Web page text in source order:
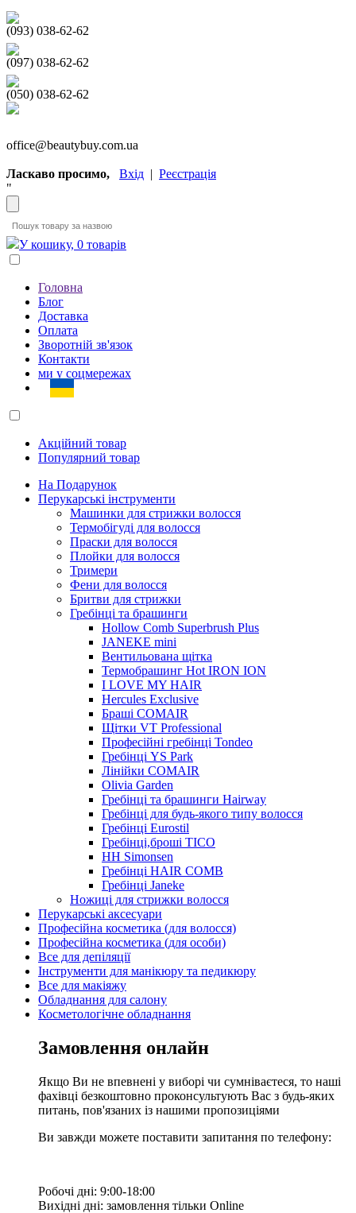
(093) 038-62-62
(097) 038-62-62
(050) 038-62-62
office@beautybuy.com.ua
Ласкаво просимо, Вхід | Реєстрація
"
У кошику, 0 товарів
Головна
Блог
Доставка
Оплата
Зворотній зв'язок
Контакти
ми у соцмережах
Акційний товар
Популярний товар
На Подарунок
Перукарські інструменти
Машинки для стрижки волосся
Термобігуді для волосся
Праски для волосся
Плойки для волосся
Тримери
Фени для волосся
Бритви для стрижки
Гребінці та брашинги
Hollow Comb Superbrush Plus
JANEKE mini
Вентильована щітка
Термобрашинг Hot IRON ION
I LOVE MY HAIR
Hercules Exclusive
Браші COMAIR
Щітки VT Professional
Професійні гребінці Tondeo
Гребінці YS Park
Лінійки COMAIR
Olivia Garden
Гребінці та брашинги Hairway
Гребінці для будь-якого типу волосся
Гребінці Eurostil
Гребінці,броші TICO
HH Simonsen
Гребінці HAIR COMB
Гребінці Janeke
Ножиці для стрижки волосся
Перукарські аксесуари
Професійна косметика (для волосся)
Професійна косметика (для особи)
Все для депіляції
Інструменти для манікюру та педикюру
Все для макіяжу
Обладнання для салону
Косметологічне обладнання
Замовлення онлайн
Якщо Ви не впевнені у виборі чи сумніваєтеся, то наші
фахівці безкоштовно проконсультують Вас з будь-яких
питань, пов'язаних із нашими пропозиціями
Ви завжди можете поставити запитання по телефону:
Робочі дні: 9:00-18:00
Вихідні дні: замовлення тільки Online